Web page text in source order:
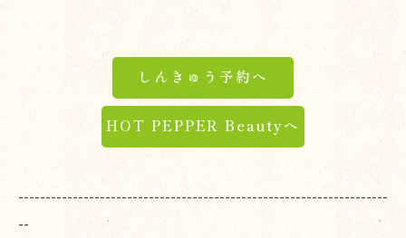
しんきゅう予約へ
HOT PEPPER Beautyへ
--------------------------------------------------------------------
--